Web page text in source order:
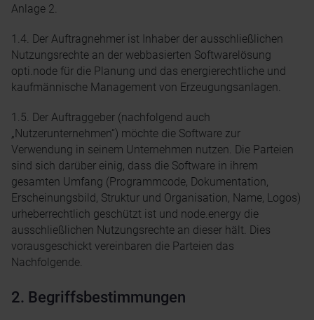
Anlage 2.
1.4. Der Auftragnehmer ist Inhaber der ausschließlichen
Nutzungsrechte an der webbasierten Softwarelösung
opti.node für die Planung und das energierechtliche und
kaufmännische Management von Erzeugungsanlagen.
1.5. Der Auftraggeber (nachfolgend auch
„Nutzerunternehmen“) möchte die Software zur
Verwendung in seinem Unternehmen nutzen. Die Parteien
sind sich darüber einig, dass die Software in ihrem
gesamten Umfang (Programmcode, Dokumentation,
Erscheinungsbild, Struktur und Organisation, Name, Logos)
urheberrechtlich geschützt ist und node.energy die
ausschließlichen Nutzungsrechte an dieser hält. Dies
vorausgeschickt vereinbaren die Parteien das
Nachfolgende.
2. Begriffsbestimmungen